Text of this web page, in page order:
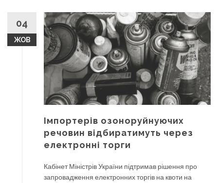
04
ЖОВ
Імпортерів озоноруйнуючих
речовин відбиратимуть через
електронні торги
Кабінет Міністрів України підтримав рішення про
запровадження електронних торгів на квоти на